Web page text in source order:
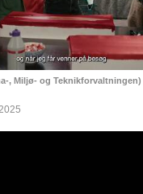
, Miljø- og Teknikforvaltningen)